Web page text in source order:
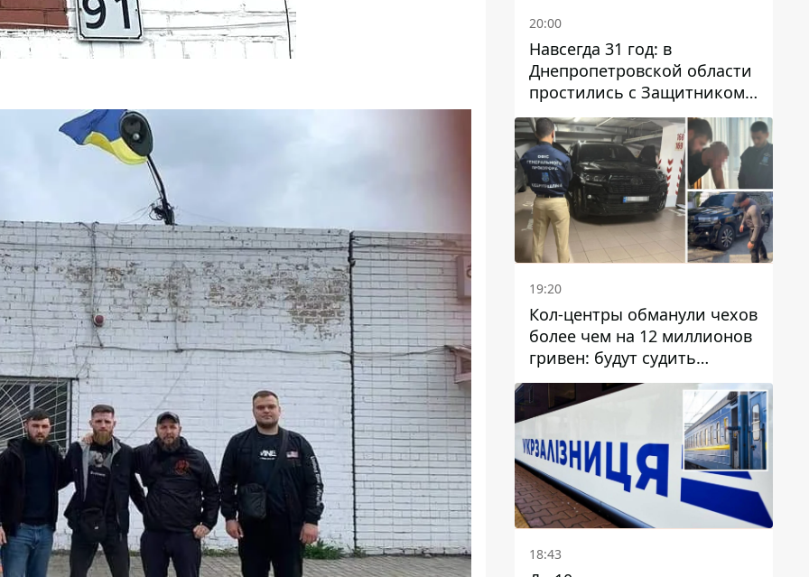
20:00
Навсегда 31 год: в
Днепропетровской области
простились с Защитником
Александром Репиным
19:20
Кол-центры обманули чехов
более чем на 12 миллионов
гривен: будут судить
днепрянина,
организовавшего
транснациональную
преступную организацию
18:43